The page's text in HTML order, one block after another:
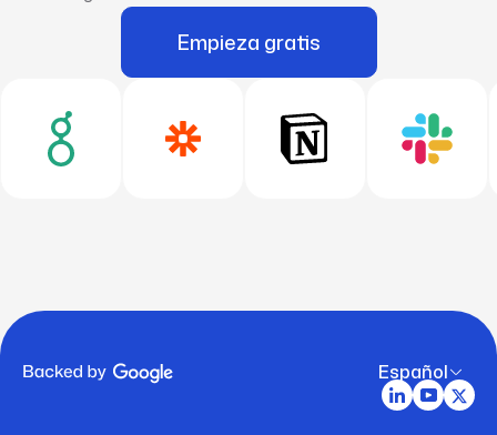
personal y, al mismo tiempo, mejora los
resultados de los pacientes y los proveedores.
Empieza gratis
Español